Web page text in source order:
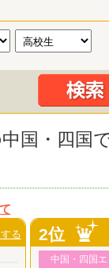
国・四国
る 2位
中国・四国エ